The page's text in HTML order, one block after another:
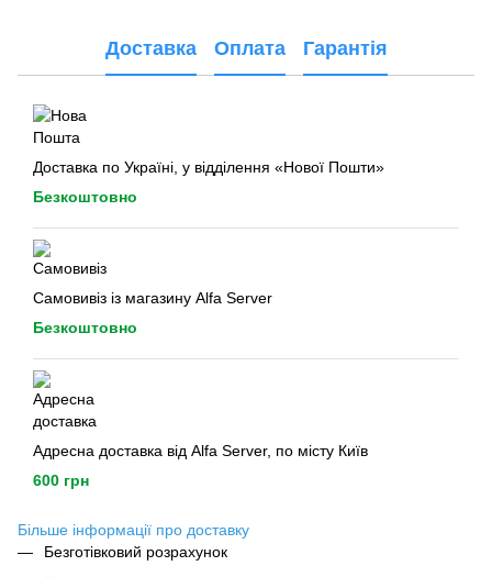
Доставка Оплата Гарантія
Доставка по Україні, у відділення «Нової Пошти»
Безкоштовно
Самовивіз із магазину Alfa Server
Безкоштовно
Адресна доставка від Alfa Server, по місту Київ
600 грн
Більше інформації про доставку
Безготівковий розрахунок